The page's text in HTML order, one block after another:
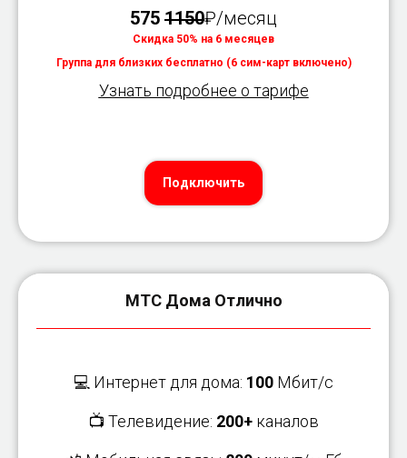
575 1150₽/месяц
Скидка 50% на 6 месяцев
Группа для близких бесплатно (6 сим-карт включено)
Узнать подробнее о тарифе
Подключить
МТС Дома Отлично
💻 Интернет для дома: 100 Мбит/с
📺 Телевидение: 200+ каналов